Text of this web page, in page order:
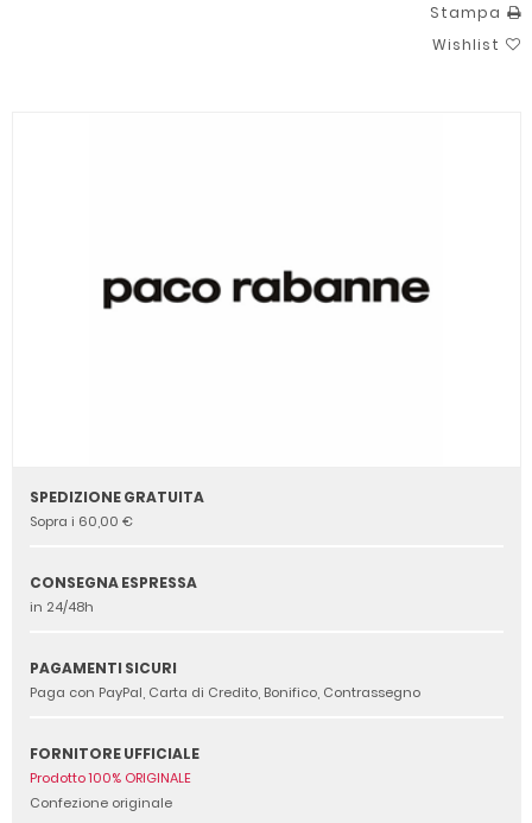
Stampa
Wishlist
SPEDIZIONE GRATUITA
Sopra i 60,00 €
CONSEGNA ESPRESSA
in 24/48h
PAGAMENTI SICURI
Paga con PayPal, Carta di Credito, Bonifico, Contrassegno
FORNITORE UFFICIALE
Prodotto 100% ORIGINALE
Confezione originale